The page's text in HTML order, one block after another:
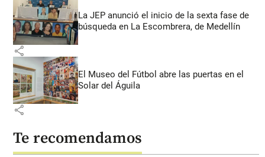
La JEP anunció el inicio de la sexta fase de
búsqueda en La Escombrera, de Medellín
share
El Museo del Fútbol abre las puertas en el
Solar del Águila
share
Te recomendamos